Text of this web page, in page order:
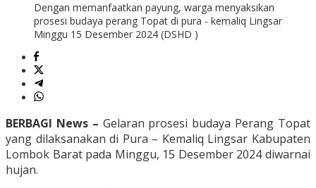
Dengan memanfaatkan payung, warga menyaksikan
prosesi budaya perang Topat di pura - kemaliq Lingsar
Minggu 15 Desember 2024 (DSHD )
BERBAGI News – Gelaran prosesi budaya Perang Topat
yang dilaksanakan di Pura – Kemaliq Lingsar Kabupaten
Lombok Barat pada Minggu, 15 Desember 2024 diwarnai
hujan.